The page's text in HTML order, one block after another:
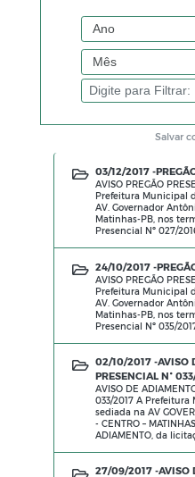
Salvar
03/12/2017 -
AVISO PREGÃO
Prefeitura Municipal
AV. Governador
Matinhas-PB, nos
Presencial Nº 027/
24/10/2017 -
AVISO PREGÃO
Prefeitura Municipal
AV. Governador
Matinhas-PB, nos
Presencial Nº 035/
02/10/2017 -AVISO
PRESENCIAL N°
AVISO DE
033/2017 A
sediada na AV
- CENTRO –
ADIAMENTO, da
27/09/2017 -AVISO